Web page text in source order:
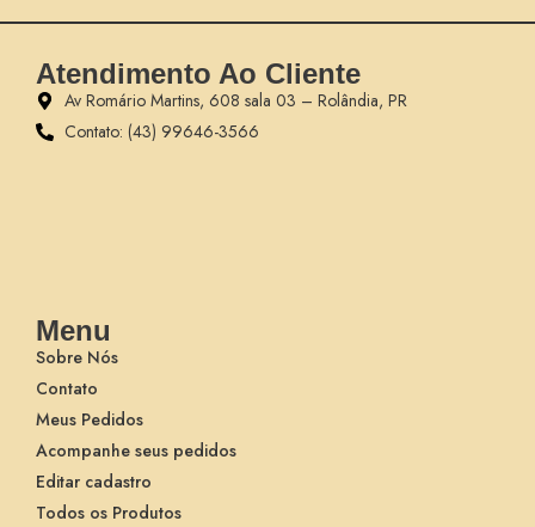
Atendimento Ao Cliente
Av Romário Martins, 608 sala 03 – Rolândia, PR
Contato: (43) 99646-3566
Menu
Sobre Nós
Contato
Meus Pedidos
Acompanhe seus pedidos
Editar cadastro
Todos os Produtos